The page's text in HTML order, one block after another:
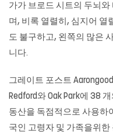
가가 브로드 시트의 두뇌
며, 비록 열렬히, 심지어 열
도 불구하고, 왼쪽의 많은
니다.
그레이트 포스트
Redford와 Oak Park에 38
동산을 독점적으로 사용하
국인 고령자 및 가족을위